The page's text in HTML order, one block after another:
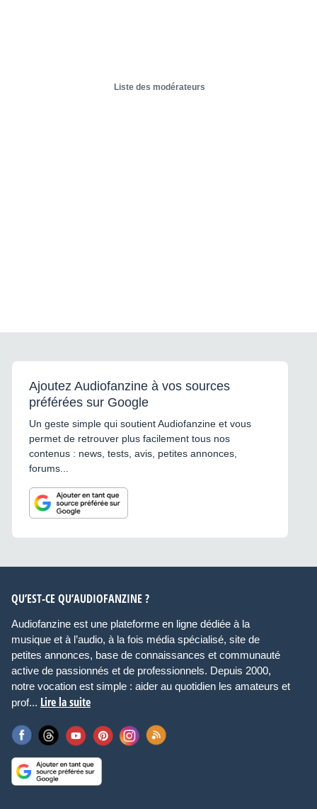
Liste des modérateurs
Ajoutez Audiofanzine à vos sources
préférées sur Google
Un geste simple qui soutient Audiofanzine et vous
permet de retrouver plus facilement tous nos
contenus : news, tests, avis, petites annonces,
forums...
QU’EST-CE QU’AUDIOFANZINE ?
Audiofanzine est une plateforme en ligne dédiée à la
musique et à l’audio, à la fois média spécialisé, site de
petites annonces, base de connaissances et communauté
active de passionnés et de professionnels. Depuis 2000,
notre vocation est simple : aider au quotidien les amateurs et
prof... Lire la suite